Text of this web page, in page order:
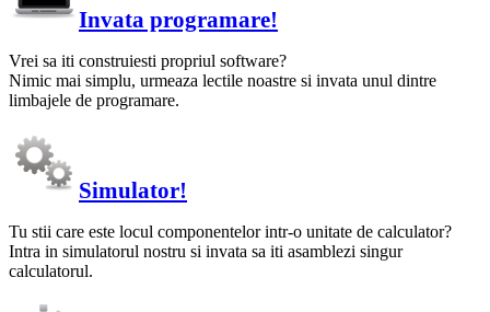
Invata programare!
Vrei sa iti construiesti propriul software?
Nimic mai simplu, urmeaza lectile noastre si invata unul dintre
limbajele de programare.
Simulator!
Tu stii care este locul componentelor intr-o unitate de calculator?
Intra in simulatorul nostru si invata sa iti asamblezi singur
calculatorul.